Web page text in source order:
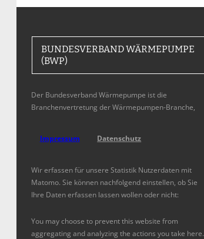
BUNDESVERBAND WÄRMEPUMPE
(BWP)
Der Bundesverband Wärmepumpe ist die
Branchenvertretung der Wärmepumpen-Branche,
Impressum Datenschutz
Wir erfassen für unsere Statistik Nutzerdaten mit
Matomo. Sie können nachfolgend einstellen, ob Sie
Ihre Daten erfassen lassen wollen oder nicht:
You may choose to prevent this website from
aggregating and analyzing the actions you take here.